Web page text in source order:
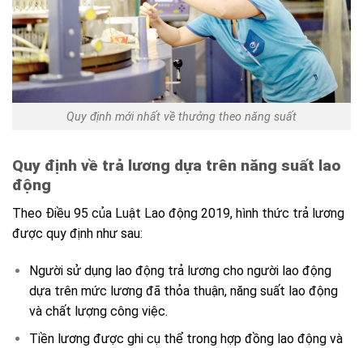
Quy định mới nhất về thưởng theo năng suất
Quy định về trả lương dựa trên năng suất lao
động
Theo Điều 95 của Luật Lao động 2019, hình thức trả lương
được quy định như sau:
Người sử dụng lao động trả lương cho người lao động
dựa trên mức lương đã thỏa thuận, năng suất lao động
và chất lượng công việc.
Tiền lương được ghi cụ thể trong hợp đồng lao động và